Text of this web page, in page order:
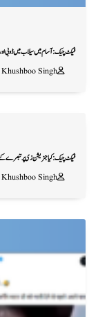
فیکٹ چیک: آسام میں سیلاب میں ڈوبی
Khushboo Singh
فیکٹ چیک: کیا جنریشن زی پر تبصرے کے
Khushboo Singh